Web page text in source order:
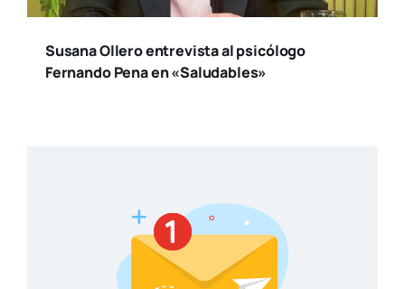
Susana Ollero entrevista al psicólogo
Fernando Pena en «Saludables»